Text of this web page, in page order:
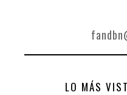
LO MÁS